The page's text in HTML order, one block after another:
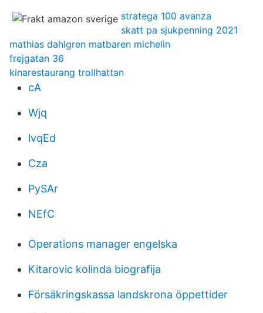
stratega 100 avanza
skatt pa sjukpenning 2021
mathias dahlgren matbaren michelin
frejgatan 36
kinarestaurang trollhattan
cA
Wjq
lvqEd
Cza
PySAr
NEfC
Operations manager engelska
Kitarovic kolinda biografija
Försäkringskassa landskrona öppettider